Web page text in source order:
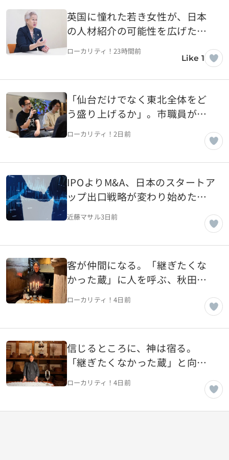
英国に憧れた若き女性が、日本
の人材紹介の可能性を広げた。
JACリクルートメント田崎ひろみ
さんの開拓者精神【東京都千代
ローカリティ！23時間前
Like 1
「仙台だけでなく東北全体をど
う盛り上げるか」。市職員が語
る東北全体を見据えた仙台市の
ローカリティ！2日前
IPOよりM&A、日本のスタートア
ップ出口戦略が変わり始めた理
由
近藤マサル3日前
客が仲間になる。「継ぎたくな
かった蔵」に人を呼ぶ、秋田の
老舗蔵・ヤマモ味噌醤油醸造元
（風の人編）【秋田県湯沢市】
ローカリティ！4日前
信じるところに、神は宿る。
「継ぎたくなかった蔵」と向き
合う、秋田の老舗蔵・ヤマモ味
噌醤油醸造元（土の人編）【秋
ローカリティ！4日前